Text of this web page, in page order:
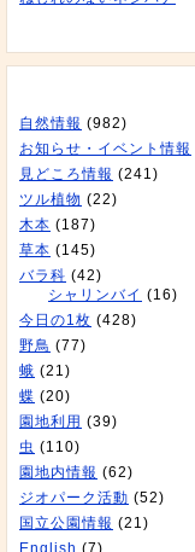
自然情報 (982)
お知らせ・イベント情報
見どころ情報 (241)
ツル植物 (22)
木本 (187)
草本 (145)
バラ科 (42)
シャリンバイ (16)
今日の1枚 (428)
野鳥 (77)
蛾 (21)
蝶 (20)
園地利用 (39)
虫 (110)
園地内情報 (62)
ジオパーク活動 (52)
国立公園情報 (21)
English (7)